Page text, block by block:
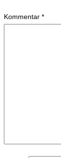
Kommentar *